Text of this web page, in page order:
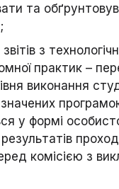
та
з
практик –
виконання
у формі
комісією з